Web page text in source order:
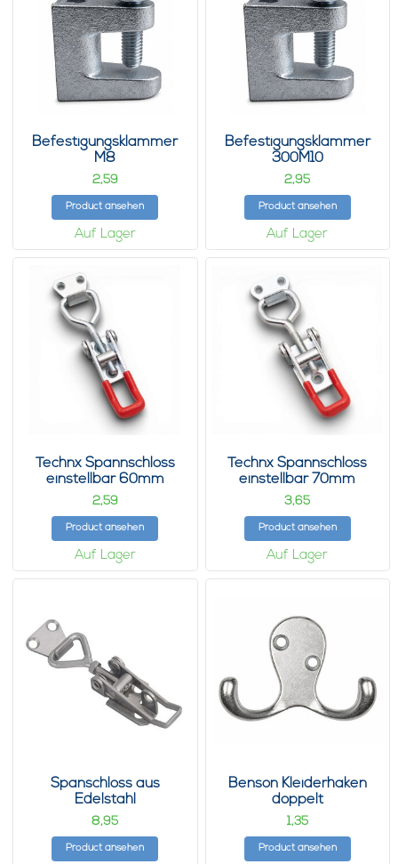
Befestigungsklammer
M8
2,59
Product ansehen
Auf Lager
Befestigungsklammer
300M10
2,95
Product ansehen
Auf Lager
Technx Spannschloss
einstellbar 60mm
2,59
Product ansehen
Auf Lager
Technx Spannschloss
einstellbar 70mm
3,65
Product ansehen
Auf Lager
Spanschloss aus
Edelstahl
8,95
Product ansehen
Benson Kleiderhaken
doppelt
1,35
Product ansehen